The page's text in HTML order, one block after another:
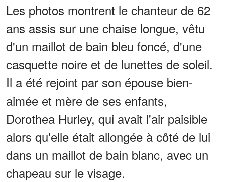
Les photos montrent le chanteur de 62
ans assis sur une chaise longue, vêtu
d'un maillot de bain bleu foncé, d'une
casquette noire et de lunettes de soleil.
Il a été rejoint par son épouse bien-
aimée et mère de ses enfants,
Dorothea Hurley, qui avait l'air paisible
alors qu'elle était allongée à côté de lui
dans un maillot de bain blanc, avec un
chapeau sur le visage.